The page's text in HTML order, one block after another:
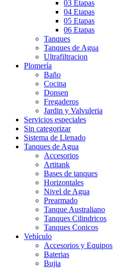
03 Etapas
04 Etapas
05 Etapas
06 Etapas
Tanques
Tanques de Agua
Ultrafiltracion
Plomería
Baño
Cocina
Donsen
Fregaderos
Jardin y Valvuleria
Servicios especiales
Sin categorizar
Sistema de Llenado
Tanques de Agua
Accesorios
Artitank
Bases de tanques
Horizontales
Nivel de Agua
Prearmado
Tanque Australiano
Tanques Cilindricos
Tanques Conicos
Vehículo
Accesorios y Equipos
Baterias
Bujia